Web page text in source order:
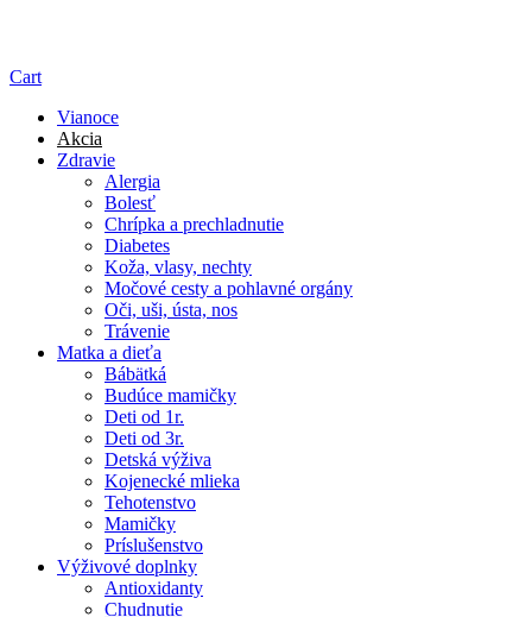
Cart
Vianoce
Akcia
Zdravie
Alergia
Bolesť
Chrípka a prechladnutie
Diabetes
Koža, vlasy, nechty
Močové cesty a pohlavné orgány
Oči, uši, ústa, nos
Trávenie
Matka a dieťa
Bábätká
Budúce mamičky
Deti od 1r.
Deti od 3r.
Detská výživa
Kojenecké mlieka
Tehotenstvo
Mamičky
Príslušenstvo
Výživové doplnky
Antioxidanty
Chudnutie